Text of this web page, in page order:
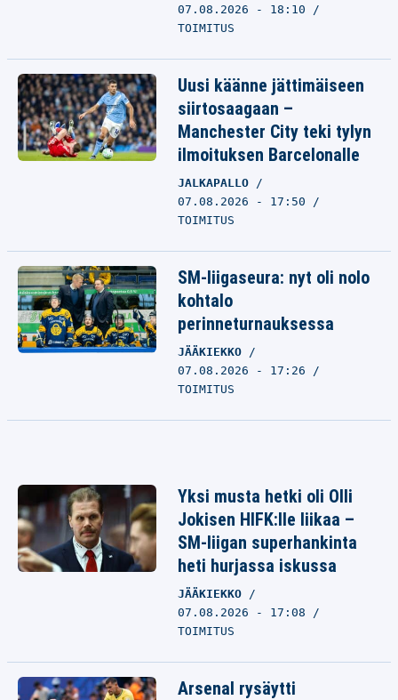
07.08.2026 - 18:10
TOIMITUS
Uusi käänne jättimäiseen
siirtosaagaan –
Manchester City teki tylyn
ilmoituksen Barcelonalle
JALKAPALLO
07.08.2026 - 17:50
TOIMITUS
SM-liigaseura: nyt oli nolo
kohtalo
perinneturnauksessa
JÄÄKIEKKO
07.08.2026 - 17:26
TOIMITUS
Yksi musta hetki oli Olli
Jokisen HIFK:lle liikaa –
SM-liigan superhankinta
heti hurjassa iskussa
JÄÄKIEKKO
07.08.2026 - 17:08
TOIMITUS
Arsenal rysäytti